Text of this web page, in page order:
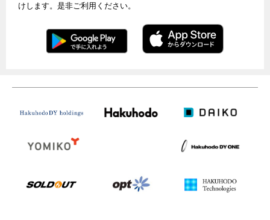
けします。是非ご利用ください。